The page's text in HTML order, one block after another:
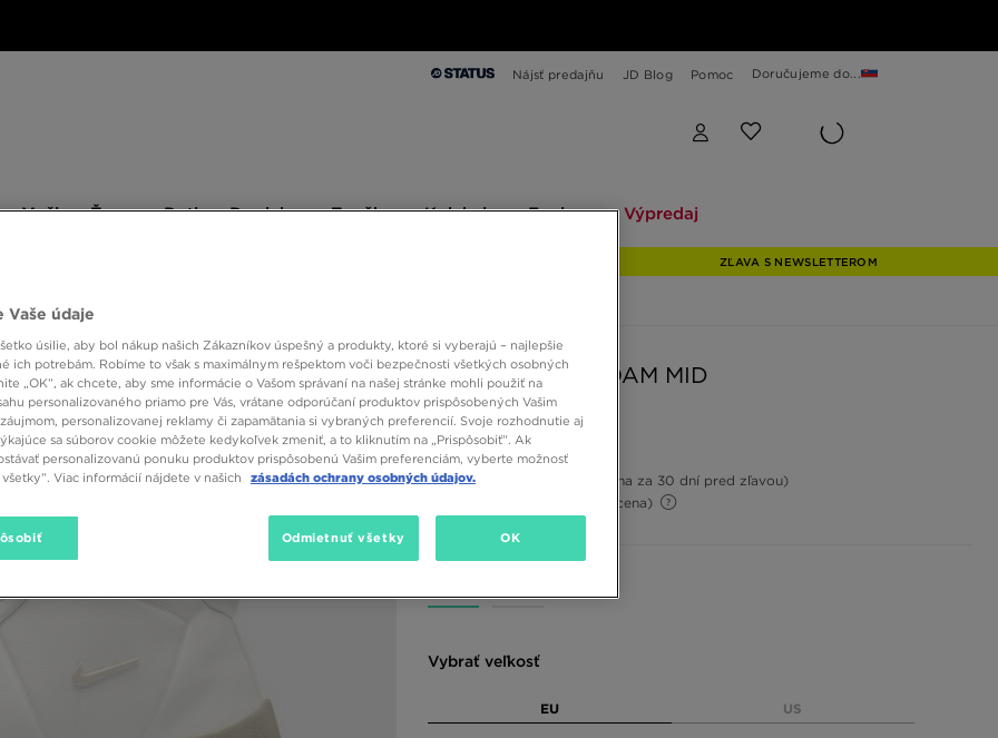
Nájsť predajňu JD Blog Pomoc Doručujeme do...
Muži Ženy Deti Doplnky Značky Kolekcie Explore Výpredaj
ZĽAVA S NEWSLETTEROM
NIKE BLAZER ROAM MID
82,00 €
102,00 €
(Najnižšia cena za 30 dní pred zľavou)
(Počiatočná cena)
Vybrať veľkosť
EU US
Vaše údaje
úsilie, aby bol nákup našich Zákazníkov úspešný a produkty, ktoré si vyberajú – najlepšie
ich potrebám. Robíme to však s maximálnym rešpektom voči bezpečnosti všetkých osobných
„OK”, ak chcete, aby sme informácie o Vašom správaní na našej stránke mohli použiť na
personalizovaného priamo pre Vás, vrátane odporúčaní produktov prispôsobených Vašim
personalizovanej reklamy či zapamätania si vybraných preferencií. Svoje rozhodnutie aj
sa súborov cookie môžete kedykoľvek zmeniť, a to kliknutím na „Prispôsobiť”. Ak
personalizovanú ponuku produktov prispôsobenú Vašim preferenciám, vyberte možnosť
Viac informácií nájdete v našich
zásadách ochrany osobných údajov.
Odmietnuť všetky OK